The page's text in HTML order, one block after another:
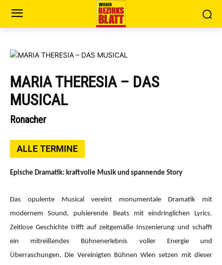
MARIA THERESIA – DAS
MUSICAL
Ronacher
ALLE TERMINE
Epische Dramatik: kraftvolle Musik und spannende Story
Das opulente Musical vereint monumentale Dramatik mit
modernem Sound, pulsierende Beats mit eindringlichen Lyrics.
Zeitlose Geschichte trifft auf zeitgemäße Inszenierung und schafft
ein mitreißendes Bühnenerlebnis voller Energie und
Überraschungen. Die Vereinigten Bühnen Wien setzen mit dieser